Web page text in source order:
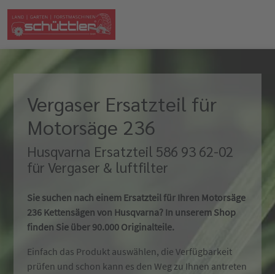
Vergaser Ersatzteil für
Motorsäge 236
Husqvarna Ersatzteil 586 93 62-02
für Vergaser & luftfilter
Sie suchen nach einem Ersatzteil für Ihren Motorsäge
236 Kettensägen von Husqvarna? In unserem Shop
finden Sie über 90.000 Originalteile.
Einfach das Produkt auswählen, die Verfügbarkeit
prüfen und schon kann es den Weg zu Ihnen antreten